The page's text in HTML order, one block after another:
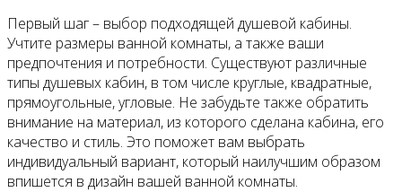
Первый шаг – выбор подходящей душевой кабины.
Учтите размеры ванной комнаты, а также ваши
предпочтения и потребности. Существуют различные
типы душевых кабин, в том числе круглые, квадратные,
прямоугольные, угловые. Не забудьте также обратить
внимание на материал, из которого сделана кабина, его
качество и стиль. Это поможет вам выбрать
индивидуальный вариант, который наилучшим образом
впишется в дизайн вашей ванной комнаты.